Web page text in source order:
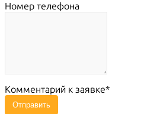
Номер телефона
Комментарий к заявке
Отправить